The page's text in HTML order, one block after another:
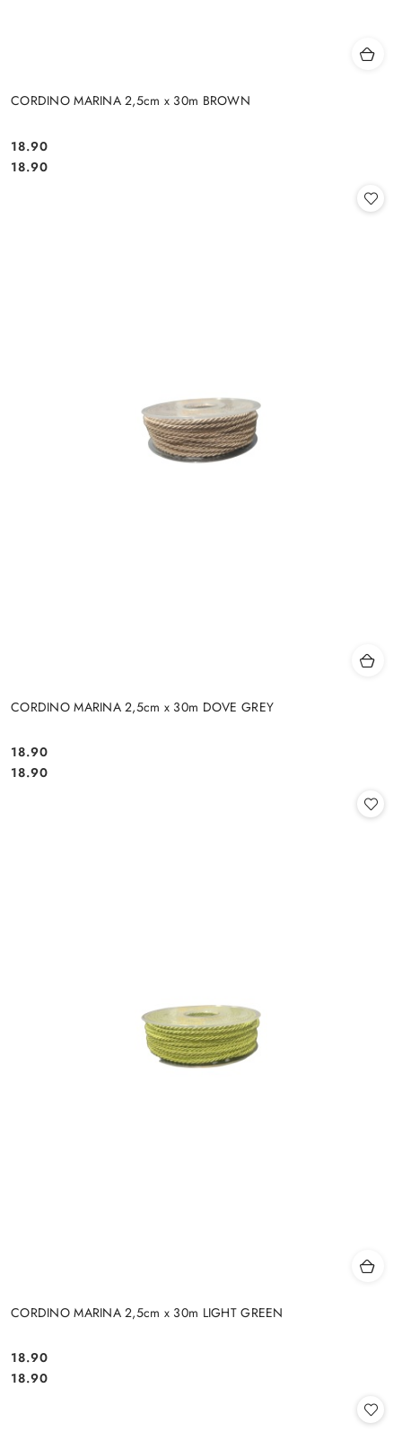
CORDINO MARINA 2,5cm x 30m BROWN
Cena:
18.90
Cena:
18.90
CORDINO MARINA 2,5cm x 30m DOVE GREY
Cena:
18.90
Cena:
18.90
CORDINO MARINA 2,5cm x 30m LIGHT GREEN
Cena:
18.90
Cena:
18.90